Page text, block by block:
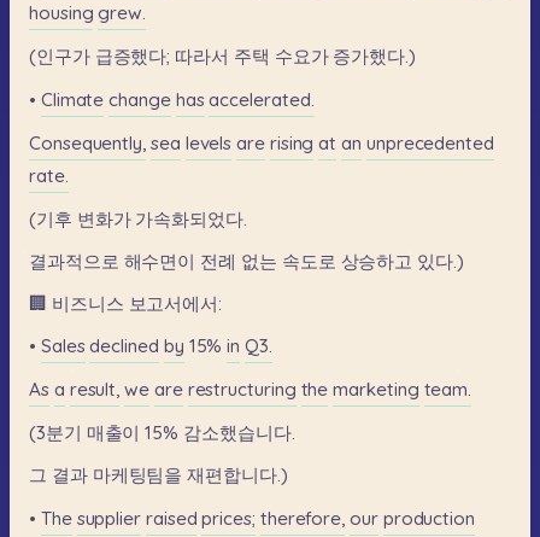
housing grew.
(인구가 급증했다; 따라서 주택 수요가 증가했다.)
• Climate change has accelerated.
Consequently, sea levels are rising at an unprecedented
rate.
(기후 변화가 가속화되었다.
결과적으로 해수면이 전례 없는 속도로 상승하고 있다.)
🏢 비즈니스 보고서에서:
• Sales declined by 15% in Q3.
As a result, we are restructuring the marketing team.
(3분기 매출이 15% 감소했습니다.
그 결과 마케팅팀을 재편합니다.)
• The supplier raised prices; therefore, our production